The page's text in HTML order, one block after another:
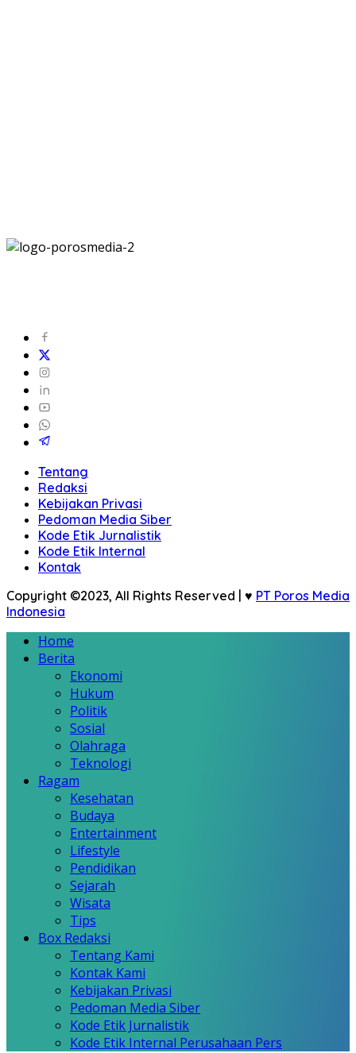
Tentang
Redaksi
Kebijakan Privasi
Pedoman Media Siber
Kode Etik Jurnalistik
Kode Etik Internal
Kontak
Copyright ©2023, All Rights Reserved | ♥ PT Poros Media
Indonesia
Home
Berita
Ekonomi
Hukum
Politik
Sosial
Olahraga
Teknologi
Ragam
Kesehatan
Budaya
Entertainment
Lifestyle
Pendidikan
Sejarah
Wisata
Tips
Box Redaksi
Tentang Kami
Kontak Kami
Kebijakan Privasi
Pedoman Media Siber
Kode Etik Jurnalistik
Kode Etik Internal Perusahaan Pers